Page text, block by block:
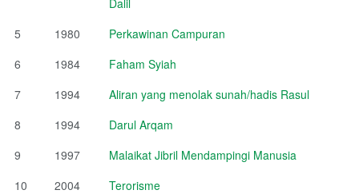
5
1980
Perkawinan Campuran
6
1984
Faham Syiah
7
1994
Aliran yang menolak sunah/hadis Rasul
8
1994
Darul Arqam
9
1997
Malaikat Jibril Mendampingi Manusia
10
2004 Terorisme